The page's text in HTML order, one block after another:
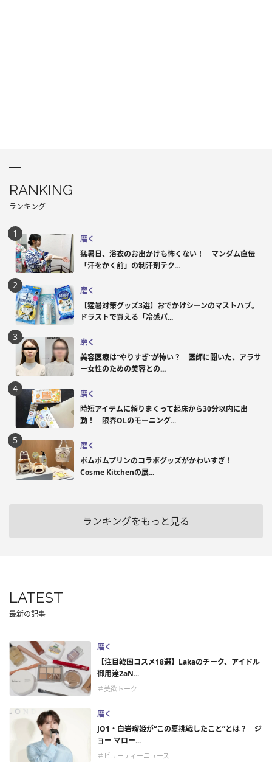
RANKING
ランキング
磨く
猛暑日、浴衣のお出かけも怖くない！ マンダム直伝
「汗をかく前」の制汗剤テク...
磨く
【猛暑対策グッズ3選】おでかけシーンのマストハブ。
ドラストで買える「冷感パ...
磨く
美容医療は“やりすぎ”が怖い？ 医師に聞いた、アラサ
ー女性のための美容との...
磨く
時短アイテムに頼りまくって起床から30分以内に出
勤！ 限界OLのモーニング...
磨く
ポムポムプリンのコラボグッズがかわいすぎ！
Cosme Kitchenの展...
ランキングをもっと見る
LATEST
最新の記事
磨く
【注目韓国コスメ18選】Lakaのチーク、アイドル
御用達2aN...
＃美欲トーク
磨く
JO1・白岩瑠姫が“この夏挑戦したこと”とは？ ジ
ョー マロー...
＃ビューティーニュース